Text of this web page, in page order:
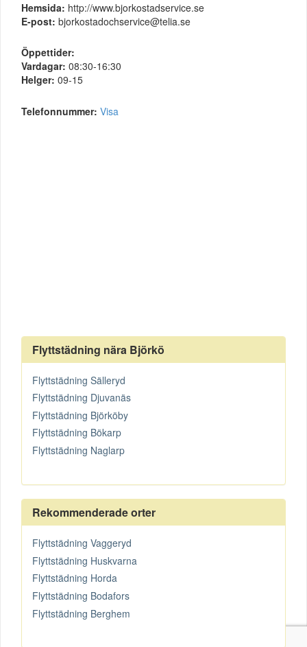
Hemsida: http://www.bjorkostadservice.se
E-post: bjorkostadochservice@telia.se
Öppettider:
Vardagar: 08:30-16:30
Helger: 09-15
Telefonnummer: Visa
Flyttstädning nära Björkö
Flyttstädning Sälleryd
Flyttstädning Djuvanäs
Flyttstädning Björköby
Flyttstädning Bökarp
Flyttstädning Naglarp
Rekommenderade orter
Flyttstädning Vaggeryd
Flyttstädning Huskvarna
Flyttstädning Horda
Flyttstädning Bodafors
Flyttstädning Berghem